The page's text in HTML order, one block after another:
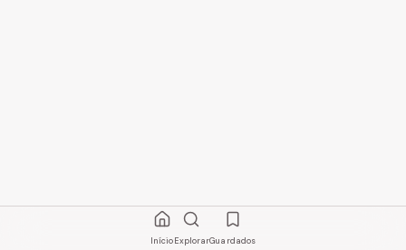
InícioExplorarGuardados